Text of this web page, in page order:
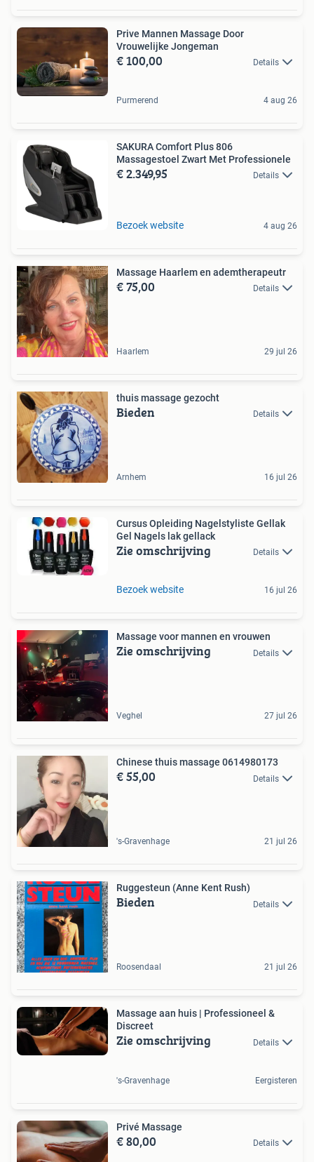
Prive Mannen Massage Door
Vrouwelijke Jongeman
€ 100,00 Details
Purmerend 4 aug 26
SAKURA Comfort Plus 806
Massagestoel Zwart Met Professionele
€ 2.349,95 Details
Bezoek website 4 aug 26
Massage Haarlem en ademtherapeutr
€ 75,00 Details
Haarlem 29 jul 26
thuis massage gezocht
Bieden Details
Arnhem 16 jul 26
Cursus Opleiding Nagelstyliste Gellak
Gel Nagels lak gellack
Zie omschrijving Details
Bezoek website 16 jul 26
Massage voor mannen en vrouwen
Zie omschrijving Details
Veghel 27 jul 26
Chinese thuis massage 0614980173
€ 55,00 Details
's-Gravenhage 21 jul 26
Ruggesteun (Anne Kent Rush)
Bieden Details
Roosendaal 21 jul 26
Massage aan huis | Professioneel &
Discreet
Zie omschrijving Details
's-Gravenhage Eergisteren
Privé Massage
€ 80,00 Details